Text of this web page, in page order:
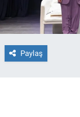
Paylaş